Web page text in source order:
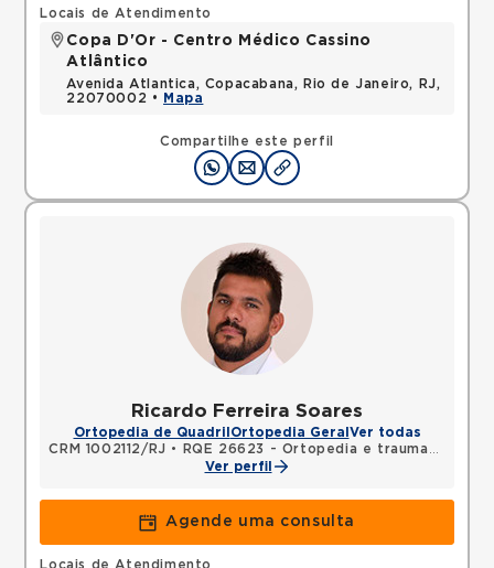
Compartilhe este perfil
Locais de Atendimento
Copa D'Or - Centro Médico Cassino
Atlântico
Avenida Atlantica, Copacabana, Rio de Janeiro, RJ,
22070002 •
Mapa
Ricardo Ferreira Soares
Ortopedia de Quadril Ortopedia Geral Ver todas
CRM 1002112/RJ •
RQE 26623 - Ortopedia e traumatologia
Ver perfil
Agende uma consulta
Locais de Atendimento